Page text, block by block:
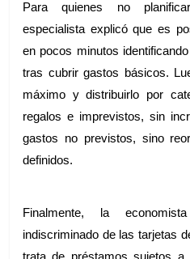
Para quienes no
especialista explicó que es
en pocos minutos
tras cubrir gastos básicos.
máximo y distribuirlo por
regalos e imprevistos, sin
gastos no previstos, sino
definidos.
Finalmente, la
indiscriminado de las tarjetas